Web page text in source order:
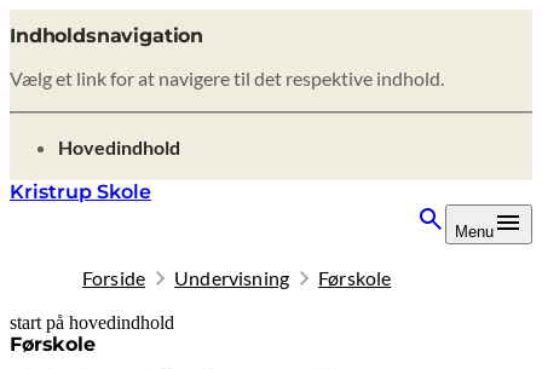
Indholdsnavigation
Vælg et link for at navigere til det respektive indhold.
gå til
Hovedindhold
Kristrup Skole
Menu
Forside Undervisning Førskole
start på hovedindhold
Førskole
senest opdateret 19. februar 2026